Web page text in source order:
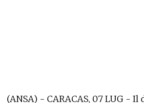
(ANSA) - CARACAS, 07 LUG -